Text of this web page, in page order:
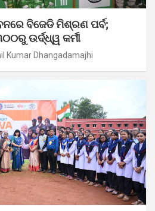
ବିଜେଡି ମିଶ୍ରଣ ପର୍ବ;
ଉର୍ଦ୍ଧ୍ୱ କର୍ମୀ
Kumar Dhangadamajhi